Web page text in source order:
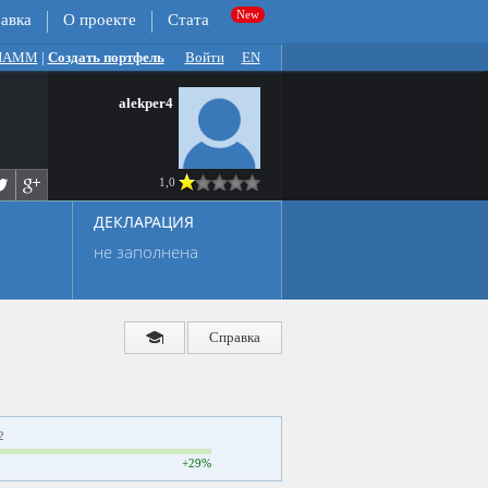
О проекте Стата
| Создать портфель Войти EN
alekper4
1,0
ДЕКЛАРАЦИЯ
не заполнена
Справка
+29%